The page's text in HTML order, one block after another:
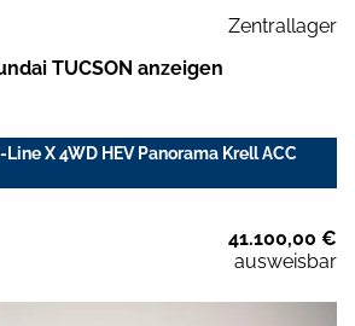
Zentrallager
TUCSON anzeigen
X 4WD HEV Panorama Krell ACC
41.100,00 €
ausweisbar